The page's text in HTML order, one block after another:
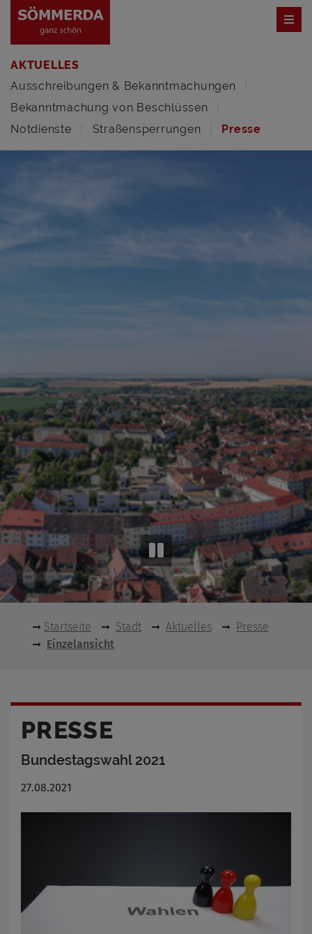
AKTUELLES
Ausschreibungen & Bekanntmachungen
Bekanntmachung von Beschlüssen
Notdienste
Straßensperrungen Presse
Startseite Stadt Aktuelles
Presse
Einzelansicht
PRESSE
Bundestagswahl 2021
27.08.2021